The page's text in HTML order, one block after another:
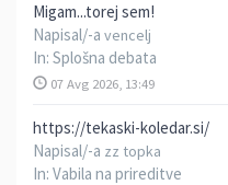
Migam...torej sem!
Napisal/-a vencelj
In: Splošna debata
07 Avg 2026, 13:49
https://tekaski-koledar.si/
Napisal/-a zz topka
In: Vabila na prireditve